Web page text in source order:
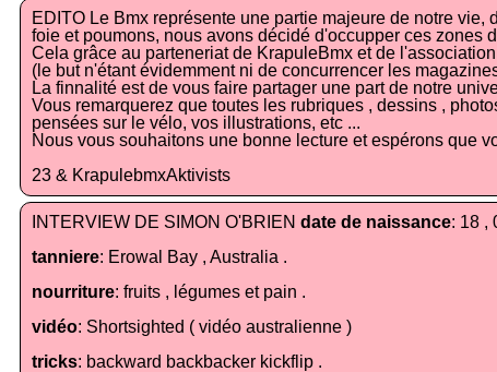
EDITO Le Bmx représente une partie majeure de notre
foie et poumons, nous avons décidé d'occupper ces zones
Cela grâce au parteneriat de KrapuleBmx et de
(le but n'étant évidemment ni de concurrencer les
La finnalité est de vous faire partager une part de notre
Vous remarquerez que toutes les rubriques , dessins ,
pensées sur le vélo, vos illustrations, etc ...
Nous vous souhaitons une bonne lecture et espérons que
23 & KrapulebmxAktivists
INTERVIEW DE SIMON O'BRIEN date de naissance: 18 ,
tanniere: Erowal Bay , Australia .
nourriture: fruits , légumes et pain .
vidéo: Shortsighted ( vidéo australienne )
tricks: backward backbacker kickflip .